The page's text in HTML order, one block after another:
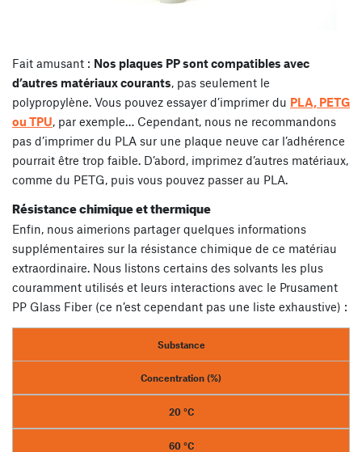
Fait amusant : Nos plaques PP sont compatibles avec
d’autres matériaux courants, pas seulement le
polypropylène. Vous pouvez essayer d’imprimer du PLA, PETG
ou TPU, par exemple… Cependant, nous ne recommandons
pas d’imprimer du PLA sur une plaque neuve car l’adhérence
pourrait être trop faible. D’abord, imprimez d’autres matériaux,
comme du PETG, puis vous pouvez passer au PLA.
Résistance chimique et thermique
Enfin, nous aimerions partager quelques informations
supplémentaires sur la résistance chimique de ce matériau
extraordinaire. Nous listons certains des solvants les plus
couramment utilisés et leurs interactions avec le Prusament
PP Glass Fiber (ce n’est cependant pas une liste exhaustive) :
Substance
Concentration (%)
20 °C
60 °C